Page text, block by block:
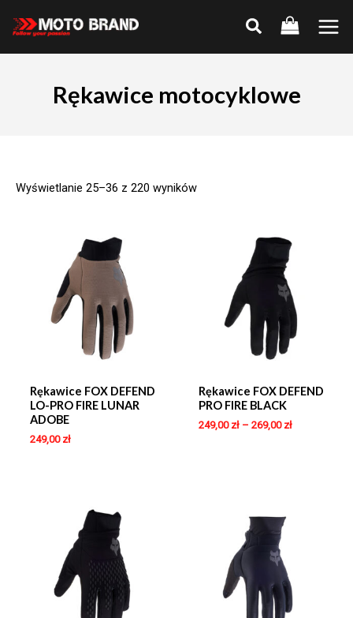
Main
Rękawice motocyklowe
Wyświetlanie 25–36 z 220 wyników
Rękawice FOX DEFEND
LO-PRO FIRE LUNAR
ADOBE
249,00 zł
Rękawice FOX DEFEND
PRO FIRE BLACK
249,00 zł– 269,00 zł